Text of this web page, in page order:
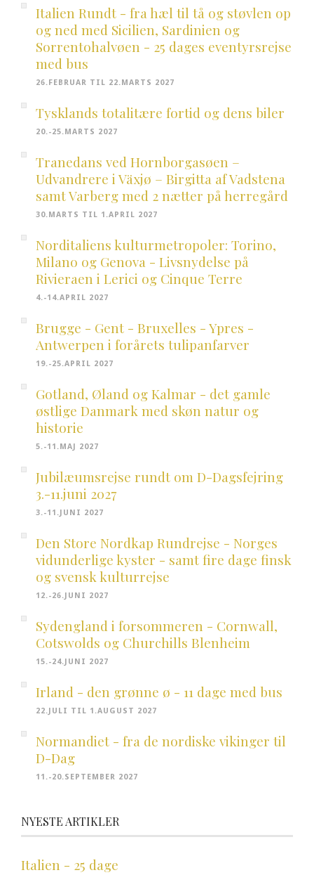
Italien Rundt - fra hæl til tå og støvlen op
og ned med Sicilien, Sardinien og
Sorrentohalvøen - 25 dages eventyrsrejse
med bus
26.FEBRUAR TIL 22.MARTS 2027
Tysklands totalitære fortid og dens biler
20.-25.MARTS 2027
Tranedans ved Hornborgasøen –
Udvandrere i Växjø – Birgitta af Vadstena
samt Varberg med 2 nætter på herregård
30.MARTS TIL 1.APRIL 2027
Norditaliens kulturmetropoler: Torino,
Milano og Genova - Livsnydelse på
Rivieraen i Lerici og Cinque Terre
4.-14.APRIL 2027
Brugge - Gent - Bruxelles - Ypres -
Antwerpen i forårets tulipanfarver
19.-25.APRIL 2027
Gotland, Øland og Kalmar - det gamle
østlige Danmark med skøn natur og
historie
5.-11.MAJ 2027
Jubilæumsrejse rundt om D-Dagsfejring
3.-11.juni 2027
3.-11.JUNI 2027
Den Store Nordkap Rundrejse - Norges
vidunderlige kyster - samt fire dage finsk
og svensk kulturrejse
12.-26.JUNI 2027
Sydengland i forsommeren - Cornwall,
Cotswolds og Churchills Blenheim
15.-24.JUNI 2027
Irland - den grønne ø - 11 dage med bus
22.JULI TIL 1.AUGUST 2027
Normandiet - fra de nordiske vikinger til
D-Dag
11.-20.SEPTEMBER 2027
NYESTE ARTIKLER
Italien - 25 dage